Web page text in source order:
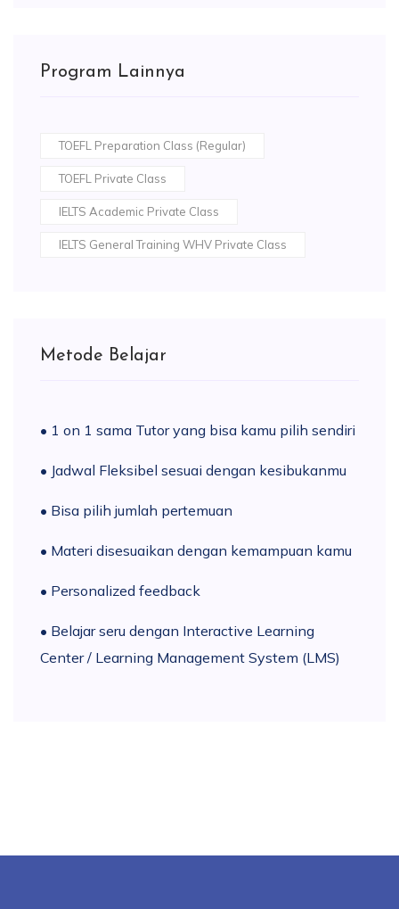
Program Lainnya
TOEFL Preparation Class (Regular)
TOEFL Private Class
IELTS Academic Private Class
IELTS General Training WHV Private Class
Metode Belajar
• 1 on 1 sama Tutor yang bisa kamu pilih sendiri
• Jadwal Fleksibel sesuai dengan kesibukanmu
• Bisa pilih jumlah pertemuan
• Materi disesuaikan dengan kemampuan kamu
• Personalized feedback
• Belajar seru dengan Interactive Learning
Center / Learning Management System (LMS)